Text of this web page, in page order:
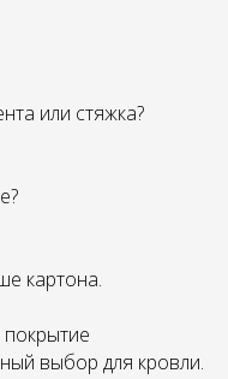
или стяжка?
картона.
выбор для кровли.